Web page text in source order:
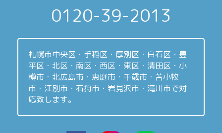
0120-39-2013
札幌市中央区・手稲区・厚別区・白石区・豊
平区・北区・南区・西区・東区・清田区・小
樽市・北広島市・恵庭市・千歳市・苫小牧
市・江別市・石狩市・岩見沢市・滝川市で対
応致します。